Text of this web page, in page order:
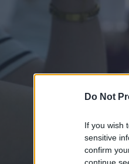
Do Not
If you wish
sensitive
confirm
continue